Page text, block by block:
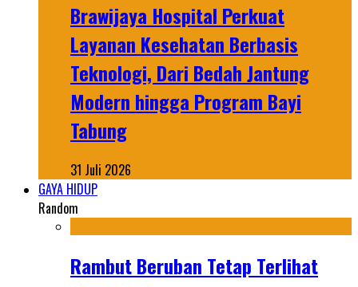
Brawijaya Hospital Perkuat
Layanan Kesehatan Berbasis
Teknologi, Dari Bedah Jantung
Modern hingga Program Bayi
Tabung
31 Juli 2026
GAYA HIDUP
Random
Rambut Beruban Tetap Terlihat